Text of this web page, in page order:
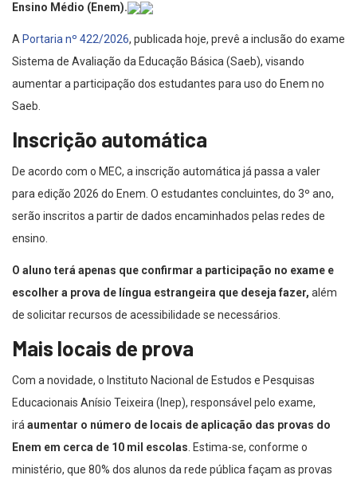
Ensino Médio (Enem).
A Portaria nº 422/2026, publicada hoje, prevê a inclusão do exame
Sistema de Avaliação da Educação Básica (Saeb), visando
aumentar a participação dos estudantes para uso do Enem no
Saeb.
Inscrição automática
De acordo com o MEC, a inscrição automática já passa a valer
para edição 2026 do Enem. O estudantes concluintes, do 3º ano,
serão inscritos a partir de dados encaminhados pelas redes de
ensino.
O aluno terá apenas que confirmar a participação no exame e
escolher a prova de língua estrangeira que deseja fazer, além
de solicitar recursos de acessibilidade se necessários.
Mais locais de prova
Com a novidade, o Instituto Nacional de Estudos e Pesquisas
Educacionais Anísio Teixeira (Inep), responsável pelo exame,
irá aumentar o número de locais de aplicação das provas do
Enem em cerca de 10 mil escolas . Estima-se, conforme o
ministério, que 80% dos alunos da rede pública façam as provas